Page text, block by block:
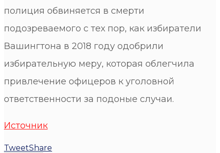
полиция обвиняется в смерти
подозреваемого с тех пор, как избиратели
Вашингтона в 2018 году одобрили
избирательную меру, которая облегчила
привлечение офицеров к уголовной
ответственности за подоные случаи.
Источник
TweetShare